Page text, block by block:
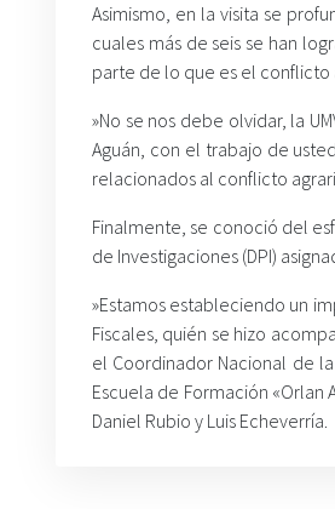
‪Asimismo, en la visita se
cuales más de seis se han
parte de lo que es el conflicto
‪»No se nos debe olvidar, la
Aguán, con el trabajo de
relacionados al conflicto
‪Finalmente, se conoció del
de Investigaciones (DPI)
‪»Estamos estableciendo un
Fiscales, quién se hizo
el Coordinador Nacional de
Escuela de Formación «Orlan
Daniel Rubio y Luis Echeverría.